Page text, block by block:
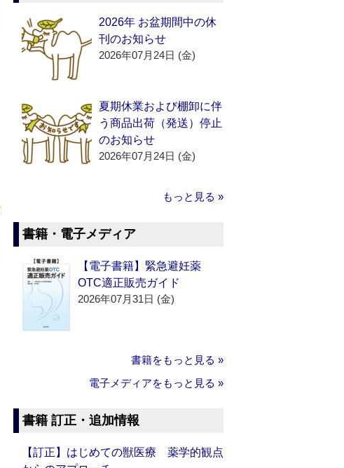
2026年 お盆期間中の休
刊のお知らせ
2026年07月24日 (金)
夏期休業および棚卸に伴
う商品出荷（発送）停止
のお知らせ
2026年07月24日 (金)
もっと見る »
書籍・電子メディア
【電子書籍】緊急避妊薬
OTC適正販売ガイド
2026年07月31日 (金)
書籍をもっと見る »
電子メディアをもっと見る »
書籍 訂正・追加情報
【訂正】はじめての獣医療 薬学的観点